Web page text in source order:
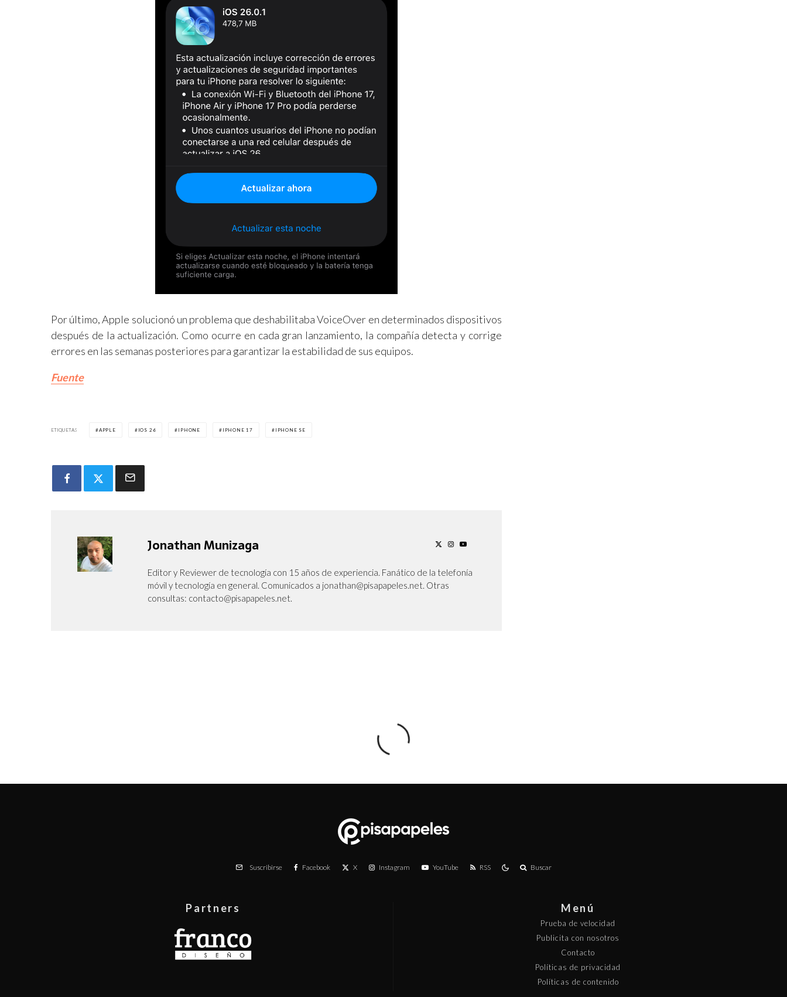
Por último, Apple solucionó un problema que deshabilitaba VoiceOver en determinados dispositivos
después de la actualización. Como ocurre en cada gran lanzamiento, la compañía detecta y corrige
errores en las semanas posteriores para garantizar la estabilidad de sus equipos.
Fuente
ETIQUETAS APPLE IOS 26 IPHONE IPHONE 17 IPHONE SE
Jonathan Munizaga
Editor y Reviewer de tecnología con 15 años de experiencia. Fanático de la telefonía
móvil y tecnología en general. Comunicados a jonathan@pisapapeles.net. Otras
consultas: contacto@pisapapeles.net.
Suscribirse Facebook X Instagram YouTube RSS Buscar
Partners Menú
Prueba de velocidad
Publicita con nosotros
Contacto
Políticas de privacidad
Políticas de contenido